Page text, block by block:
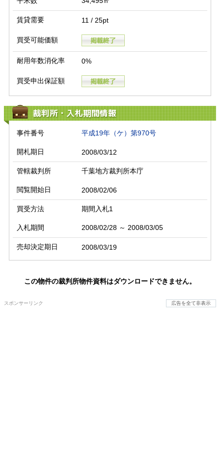
賃貸需要 11 / 25pt
買受可能価額
耐用年数消化率 0%
買受申出保証額
裁判所・入札期間情報
事件番号 平成19年（ケ）第970号
開札期日 2008/03/12
管轄裁判所 千葉地方裁判所本庁
閲覧開始日 2008/02/06
買受方法 期間入札1
入札期間 2008/02/28 ～ 2008/03/05
売却決定期日 2008/03/19
この物件の裁判所物件資料はダウンロードできません。
スポンサーリンク 広告を全て非表示